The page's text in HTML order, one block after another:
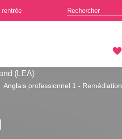
rentrée
(LEA)
Anglais professionnel 1 - Remédiation